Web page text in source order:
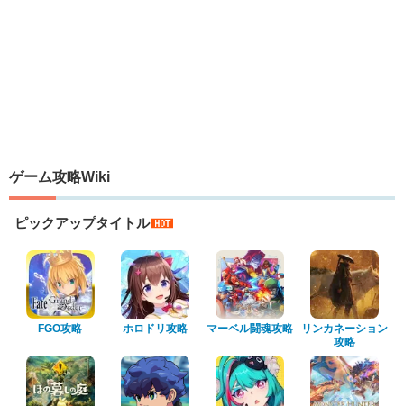
ゲーム攻略Wiki
ピックアップタイトル
FGO攻略 ホロドリ攻略 マーベル闘魂攻略
リンカネーション
攻略